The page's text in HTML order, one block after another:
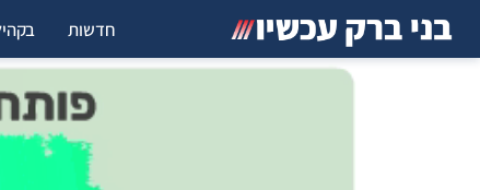
חדשות